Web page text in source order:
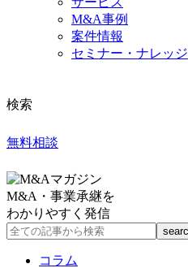
M&A事例
案件情報
セミナー・ナレッジ
検索
無料相談
M&A・事業承継を
わかりやすく発信
コラム